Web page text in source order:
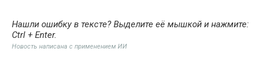
Нашли ошибку в тексте? Выделите её мышкой и нажмите:
Ctrl + Enter.
Новость написана с применением ИИ